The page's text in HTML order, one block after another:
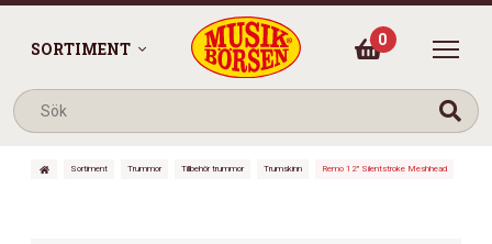
SORTIMENT 0
Sortiment Trummor Tillbehör trummor Trumskinn Remo 12″ Silentstroke Meshhead